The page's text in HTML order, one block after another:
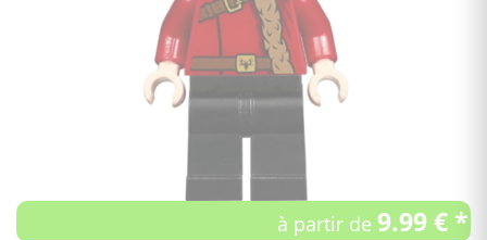
à partir de 9.99 € *